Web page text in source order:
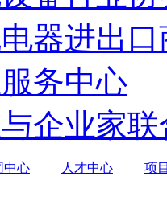
器进出口
务中心
企业家联
中心 | 人才中心 | 项